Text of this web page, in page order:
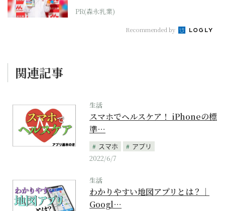
PR(森永乳業)
Recommended by
関連記事
生活
スマホでヘルスケア！ iPhoneの標
準…
スマホ
アプリ
2022/6/7
生活
わかりやすい地図アプリとは？｜
Googl…